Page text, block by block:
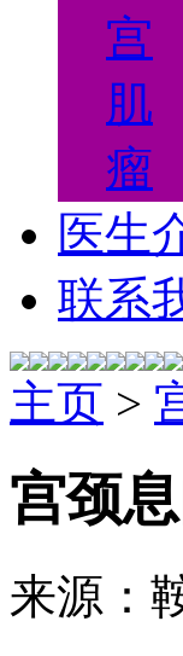
宫
肌
瘤
医生
联系
主页 >
宫颈
来源：